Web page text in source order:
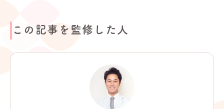
この記事を監修した人